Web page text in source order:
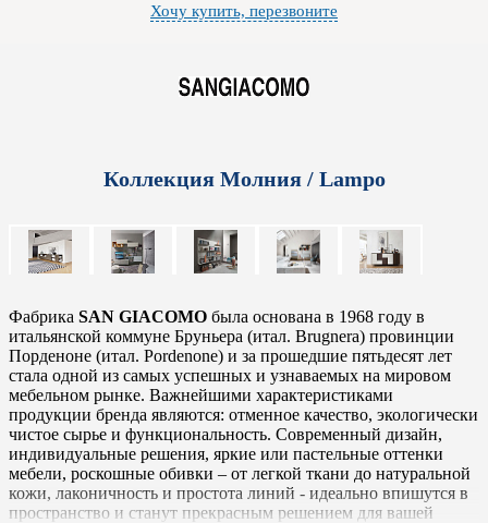
Хочу купить, перезвоните
Коллекция Молния / Lampo
Фабрика SAN GIACOMO была основана в 1968 году в
итальянской коммуне Бруньера (итал. Brugnera) провинции
Порденоне (итал. Pordenone) и за прошедшие пятьдесят лет
стала одной из самых успешных и узнаваемых на мировом
мебельном рынке. Важнейшими характеристиками
продукции бренда являются: отменное качество, экологически
чистое сырье и функциональность. Современный дизайн,
индивидуальные решения, яркие или пастельные оттенки
мебели, роскошные обивки – от легкой ткани до натуральной
кожи, лаконичность и простота линий - идеально впишутся в
пространство и станут прекрасным решением для вашей